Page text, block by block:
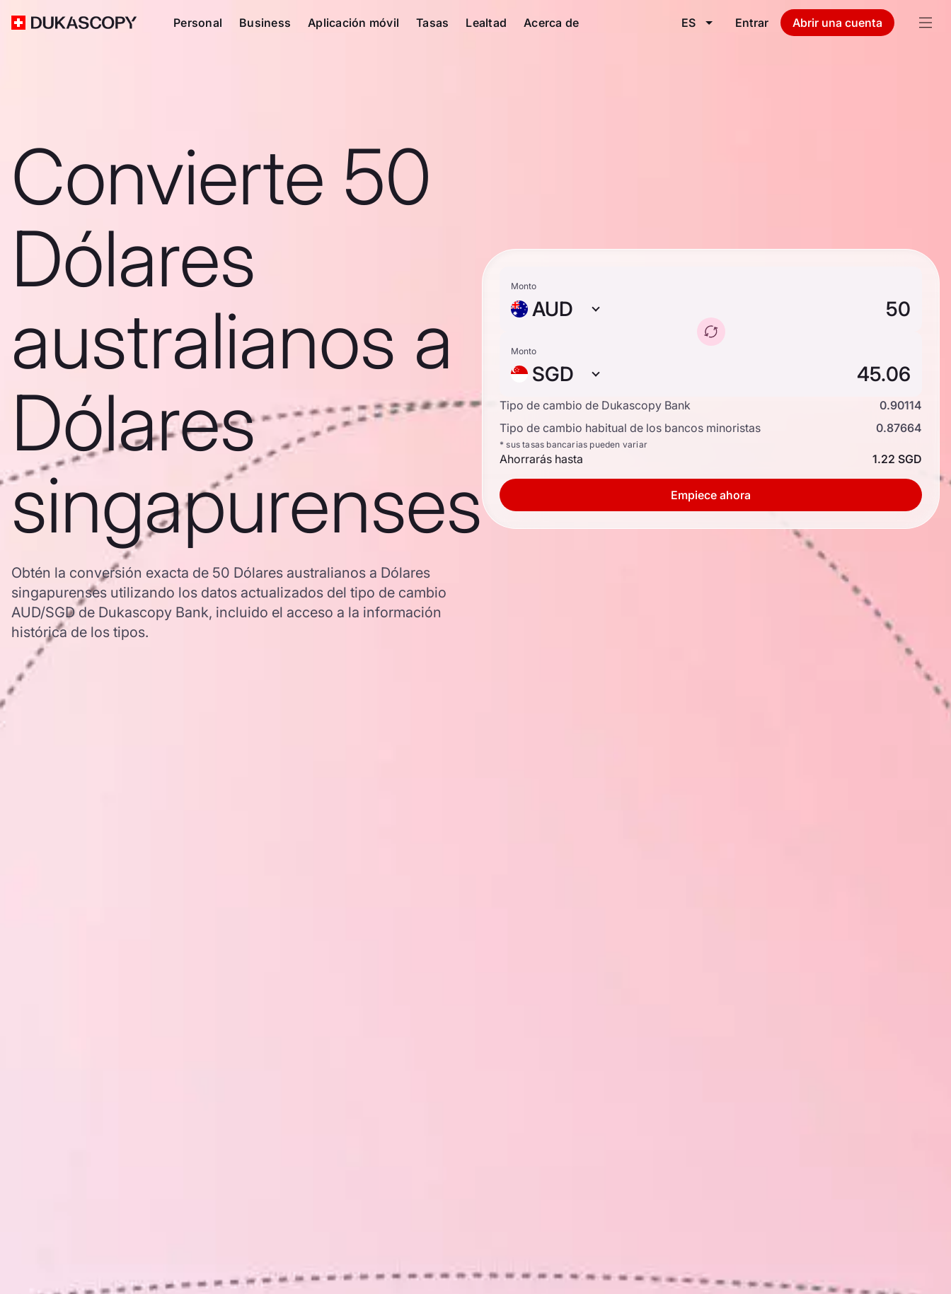
Personal Business Aplicación móvil Tasas Lealtad Acerca de ES Entrar Abrir una cuenta
Convierte 50
Dólares
australianos a
Dólares
singapurenses
Obtén la conversión exacta de 50 Dólares australianos a Dólares
singapurenses utilizando los datos actualizados del tipo de cambio
AUD/SGD de Dukascopy Bank, incluido el acceso a la información
histórica de los tipos.
Monto
AUD
Monto
SGD
Tipo de cambio de Dukascopy Bank
0.90114
Tipo de cambio habitual de los bancos minoristas
0.87664
* sus tasas bancarias pueden variar
Ahorrarás hasta 1.22 SGD
Empiece ahora